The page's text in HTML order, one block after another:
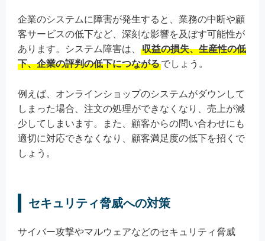
企業のシステムに障害が発生すると、業務の中断や顧
客サービスの低下など、深刻な影響を及ぼす可能性が
あります。システム障害は、
収益の損失、生産性の低
下、企業の評判の低下につながるでしょう。
例えば、オンラインショップのシステムがダウンして
しまった場合、注文の処理ができなくなり、売上が減
少してしまいます。また、顧客からの問い合わせにも
適切に対応できなくなり、顧客満足度の低下を招くで
しょう。
セキュリティ脅威への対策
サイバー攻撃やマルウェアなどのセキュリティ脅威